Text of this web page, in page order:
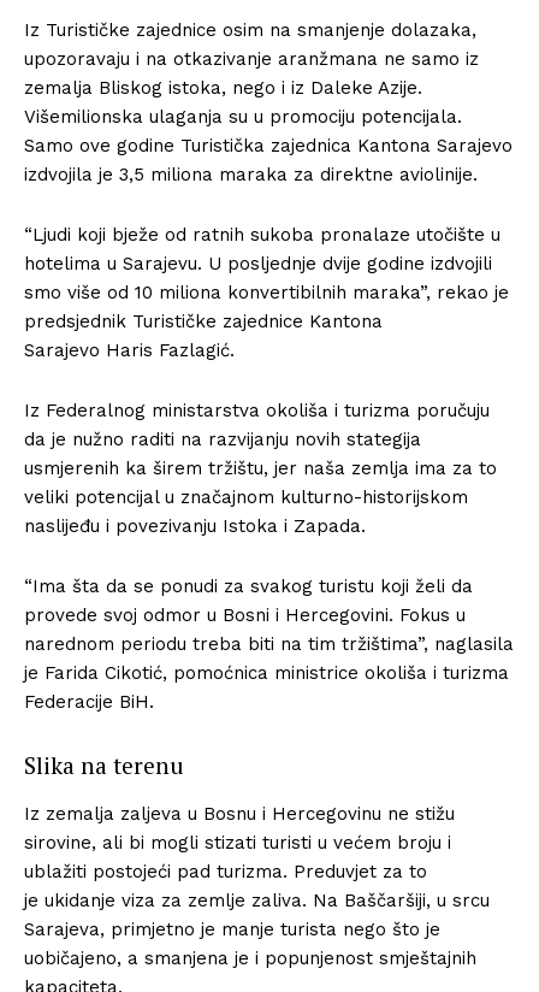
Iz Turističke zajednice osim na smanjenje dolazaka,
upozoravaju i na otkazivanje aranžmana ne samo iz
zemalja Bliskog istoka, nego i iz Daleke Azije.
Višemilionska ulaganja su u promociju potencijala.
Samo ove godine Turistička zajednica Kantona Sarajevo
izdvojila je 3,5 miliona maraka za direktne aviolinije.
“Ljudi koji bježe od ratnih sukoba pronalaze utočište u
hotelima u Sarajevu. U posljednje dvije godine izdvojili
smo više od 10 miliona konvertibilnih maraka”, rekao je
predsjednik Turističke zajednice Kantona
Sarajevo Haris Fazlagić.
Iz Federalnog ministarstva okoliša i turizma poručuju
da je nužno raditi na razvijanju novih stategija
usmjerenih ka širem tržištu, jer naša zemlja ima za to
veliki potencijal u značajnom kulturno-historijskom
naslijeđu i povezivanju Istoka i Zapada.
“Ima šta da se ponudi za svakog turistu koji želi da
provede svoj odmor u Bosni i Hercegovini. Fokus u
narednom periodu treba biti na tim tržištima”, naglasila
je Farida Cikotić, pomoćnica ministrice okoliša i turizma
Federacije BiH.
Slika na terenu
Iz zemalja zaljeva u Bosnu i Hercegovinu ne stižu
sirovine, ali bi mogli stizati turisti u većem broju i
ublažiti postojeći pad turizma. Preduvjet za to
je ukidanje viza za zemlje zaliva. Na Baščaršiji, u srcu
Sarajeva, primjetno je manje turista nego što je
uobičajeno, a smanjena je i popunjenost smještajnih
kapaciteta.